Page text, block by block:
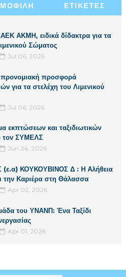
ΕΤΙΚΕΤΕΣ
ΑΚΜΗ, ειδικά δίδακτρα για τα
Σώματος
Jul 06, 2026
προσφορά
για τα στελέχη του Λιμενικού
Jul 06, 2026
εκπτώσεων και ταξιδιωτικών
τον ΣΥΜΕΛΣ
Jun 24, 2026
(ε.α) ΚΟΥΚΟΥΒΙΝΟΣ Δ : Η Αλήθεια
την Καριέρα στη Θάλασσα
Apr 02, 2026
του ΥΝΑΝΠ: Ένα Ταξίδι
Apr 01, 2026